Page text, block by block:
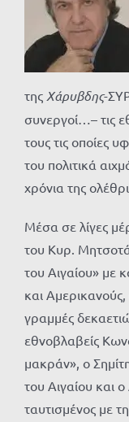
της Χάρυβδης-
συνεργοί…– τις
τους τις οποίες
του πολιτικά
χρόνια της
Μέσα σε λίγες
του Κυρ.
του Αιγαίου» με
και Αμερικανούς,
γραμμές
εθνοβλαβείς
μακράν», ο
του Αιγαίου και
ταυτισμένος με